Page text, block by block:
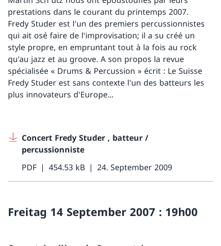
prestations dans le courant du printemps 2007.
Fredy Studer est l'un des premiers percussionnistes
qui ait osé faire de l'improvisation; il a su créé un
style propre, en empruntant tout à la fois au rock
qu'au jazz et au groove. A son propos la revue
spécialisée « Drums & Percussion » écrit : Le Suisse
Fredy Studer est sans contexte l'un des batteurs les
plus innovateurs d'Europe...
Concert Fredy Studer , batteur /
percussionniste
PDF
454.53 kB 24. September 2009
Freitag 14 September 2007 : 19h00